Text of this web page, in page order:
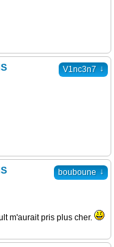
V1nc3n7 ↓
bouboune ↓
m'aurait pris plus cher.